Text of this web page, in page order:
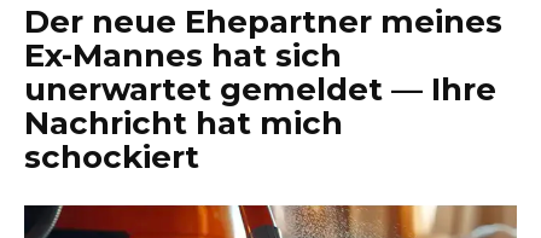
Der neue Ehepartner meines
Ex-Mannes hat sich
unerwartet gemeldet — Ihre
Nachricht hat mich
schockiert